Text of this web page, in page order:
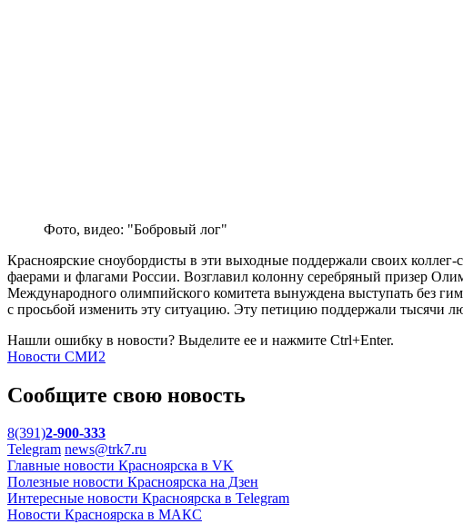
Фото, видео: "Бобровый лог"
Красноярские сноубордисты в эти выходные поддержали своих
фаерами и флагами России. Возглавил колонну серебряный призер
Международного олимпийского комитета вынуждена выступать без
с просьбой изменить эту ситуацию. Эту петицию поддержали тысячи
Нашли ошибку в новости? Выделите ее и нажмите Ctrl+Enter.
Новости СМИ2
Сообщите свою новость
8(391)2-900-333
Telegram news@trk7.ru
Главные новости Красноярска в VK
Полезные новости Красноярска на Дзен
Интересные новости Красноярска в Telegram
Новости Красноярска в МАКС